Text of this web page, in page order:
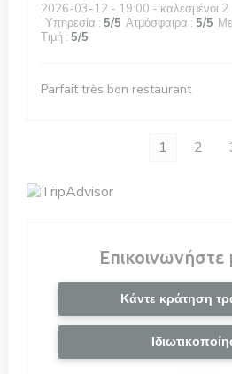
2026-03-12 - 19:00 - καλεσμένοι 2
Υπηρεσία : 5/5 Ατμόσφαιρα : 5/5
Τιμή : 5/5
Parfait très bon restaurant
1 2
Επικοινωνήστε
Κάντε κράτηση